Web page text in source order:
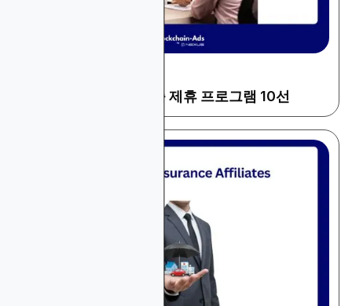
2025년 최고 수익 대출 제휴 프로그램 10선